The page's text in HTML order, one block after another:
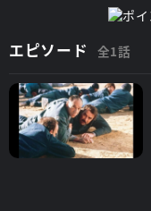
エピソード 全1話